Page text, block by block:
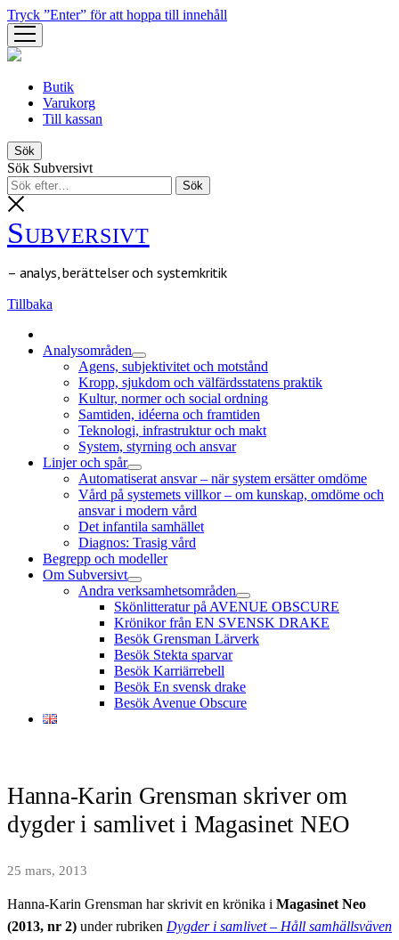
Tryck ”Enter” för att hoppa till innehåll
öppna
meny
Butik
Varukorg
Till kassan
Sök
Sök Subversivt
Subversivt
– analys, berättelser och systemkritik
Tillbaka
Analysområden
öppna
meny
Agens, subjektivitet och motstånd
Kropp, sjukdom och välfärdsstatens praktik
Kultur, normer och social ordning
Samtiden, idéerna och framtiden
Teknologi, infrastruktur och makt
System, styrning och ansvar
Linjer och spår
öppna
meny
Automatiserat ansvar – när system ersätter omdöme
Vård på systemets villkor – om kunskap, omdöme och
ansvar i modern vård
Det infantila samhället
Diagnos: Trasig vård
Begrepp och modeller
Om Subversivt
öppna
meny
Andra verksamhetsområden
öppna
meny
Skönlitteratur på AVENUE OBSCURE
Krönikor från EN SVENSK DRAKE
Besök Grensman Lärverk
Besök Stekta sparvar
Besök Karriärrebell
Besök En svensk drake
Besök Avenue Obscure
Hanna-Karin Grensman skriver om
dygder i samlivet i Magasinet NEO
25 mars, 2013
Hanna-Karin Grensman har skrivit en krönika i Magasinet Neo
(2013, nr 2) under rubriken Dygder i samlivet – Håll samhällsväven